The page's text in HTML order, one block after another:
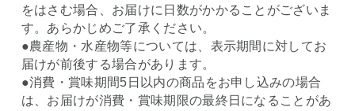
をはさむ場合、お届けに日数がかかることがございま
す。あらかじめご了承ください。
●農産物・水産物等については、表示期間に対してお
届けが前後する場合があります。
●消費・賞味期間5日以内の商品をお申し込みの場合
は、お届けが消費・賞味期限の最終日になることがあ